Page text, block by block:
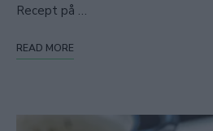
Recept på …
READ MORE